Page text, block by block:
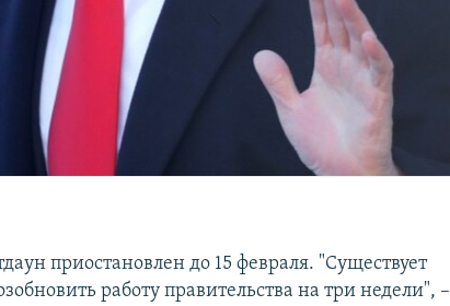
приостановлен до 15 февраля. "Существует
работу правительства на три недели", –